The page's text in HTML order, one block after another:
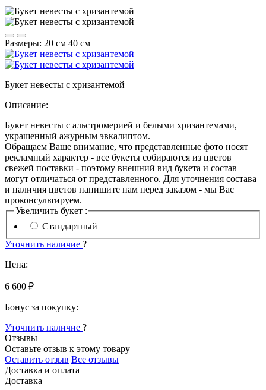
Размеры: 20 см 40 см
Букет невесты с хризантемой
Описание:
Букет невесты с альстромерией и белыми хризантемами,
украшенный ажурным эвкалиптом.
Обращаем Ваше внимание, что представленные фото носят
рекламный характер - все букеты собираются из цветов
свежей поставки - поэтому внешний вид букета и состав
могут отличаться от представленного. Для уточнения состава
и наличия цветов напишите нам перед заказом - мы Вас
проконсультируем.
Увеличить букет :
Стандартный
Уточнить наличие ?
Цена:
6 600 ₽
Бонус за покупку:
Уточнить наличие ?
Отзывы
Оставьте отзыв к этому товару
Оставить отзыв Все отзывы
Доставка и оплата
Доставка